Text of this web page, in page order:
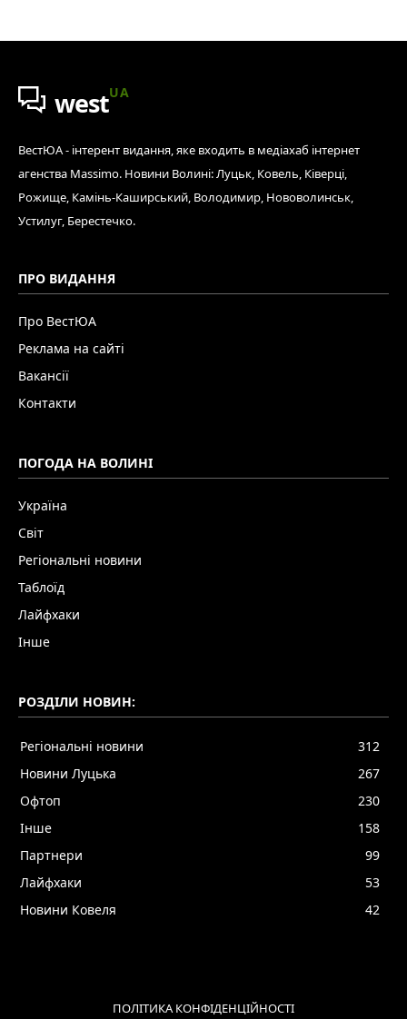
westUA
ВестЮА - інтерент видання, яке входить в медіахаб інтернет
агенства Massimo. Новини Волині: Луцьк, Ковель, Ківерці,
Рожище, Камінь-Каширський, Володимир, Нововолинськ,
Устилуг, Берестечко.
ПРО ВИДАННЯ
Про ВестЮА
Реклама на сайті
Вакансії
Контакти
ПОГОДА НА ВОЛИНІ
Україна
Світ
Регіональні новини
Таблоїд
Лайфхаки
Інше
РОЗДІЛИ НОВИН:
Регіональні новини
312
Новини Луцька
267
Офтоп
230
Інше
158
Партнери
99
Лайфхаки
53
Новини Ковеля
42
ПОЛІТИКА КОНФІДЕНЦІЙНОСТІ